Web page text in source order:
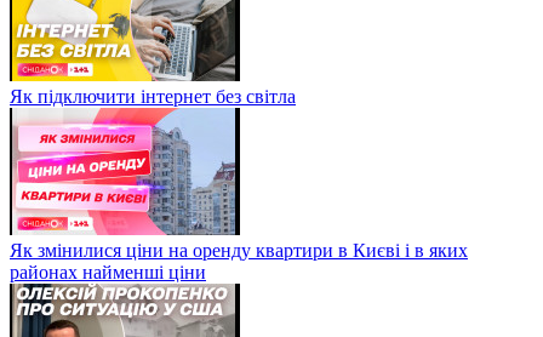
Як підключити інтернет без світла
Як змінилися ціни на оренду квартири в Києві і в яких
районах найменші ціни